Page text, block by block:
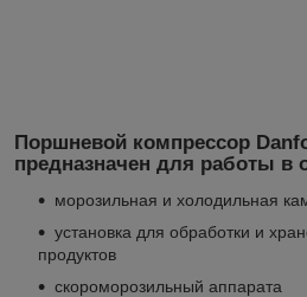
Поршневой компрессор
предназначен для работы в
морозильная и холодильная
установка для обработки и
продуктов
скороморозильный аппарата